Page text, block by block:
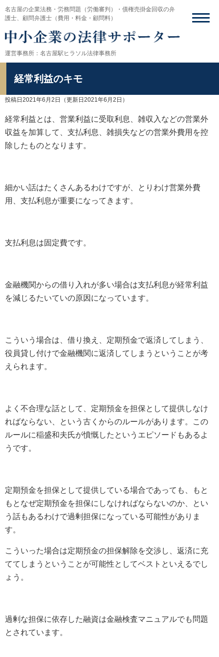
名古屋の企業法務・労務問題（労働審判）・債権売掛金回収の弁
護士、顧問弁護士（費用・料金・顧問料）
運営事務所：名古屋駅ヒラソル法律事務所
経常利益のキモ
投稿日2021年6月2日 （更新日2021年6月2日）
経常利益とは、営業利益に受取利息、雑収入などの営業外
収益を加算して、支払利息、雑損失などの営業外費用を控
除したものとなります。
細かい話はたくさんあるわけですが、とりわけ営業外費
用、支払利息が重要になってきます。
支払利息は固定費です。
金融機関からの借り入れが多い場合は支払利息が経常利益
を減じるたいていの原因になっています。
こういう場合は、借り換え、定期預金で返済してしまう、
役員貸し付けで金融機関に返済してしまうということが考
えられます。
よく不合理な話として、定期預金を担保として提供しなけ
ればならない、という古くからのルールがあります。この
ルールに稲盛和夫氏が憤慨したというエピソードもあるよ
うです。
定期預金を担保として提供している場合であっても、もと
もとなぜ定期預金を担保にしなければならないのか、とい
う話もあるわけで過剰担保になっている可能性がありま
す。
こういった場合は定期預金の担保解除を交渉し、返済に充
ててしまうということが可能性としてベストといえるでし
ょう。
過剰な担保に依存した融資は金融検査マニュアルでも問題
とされています。